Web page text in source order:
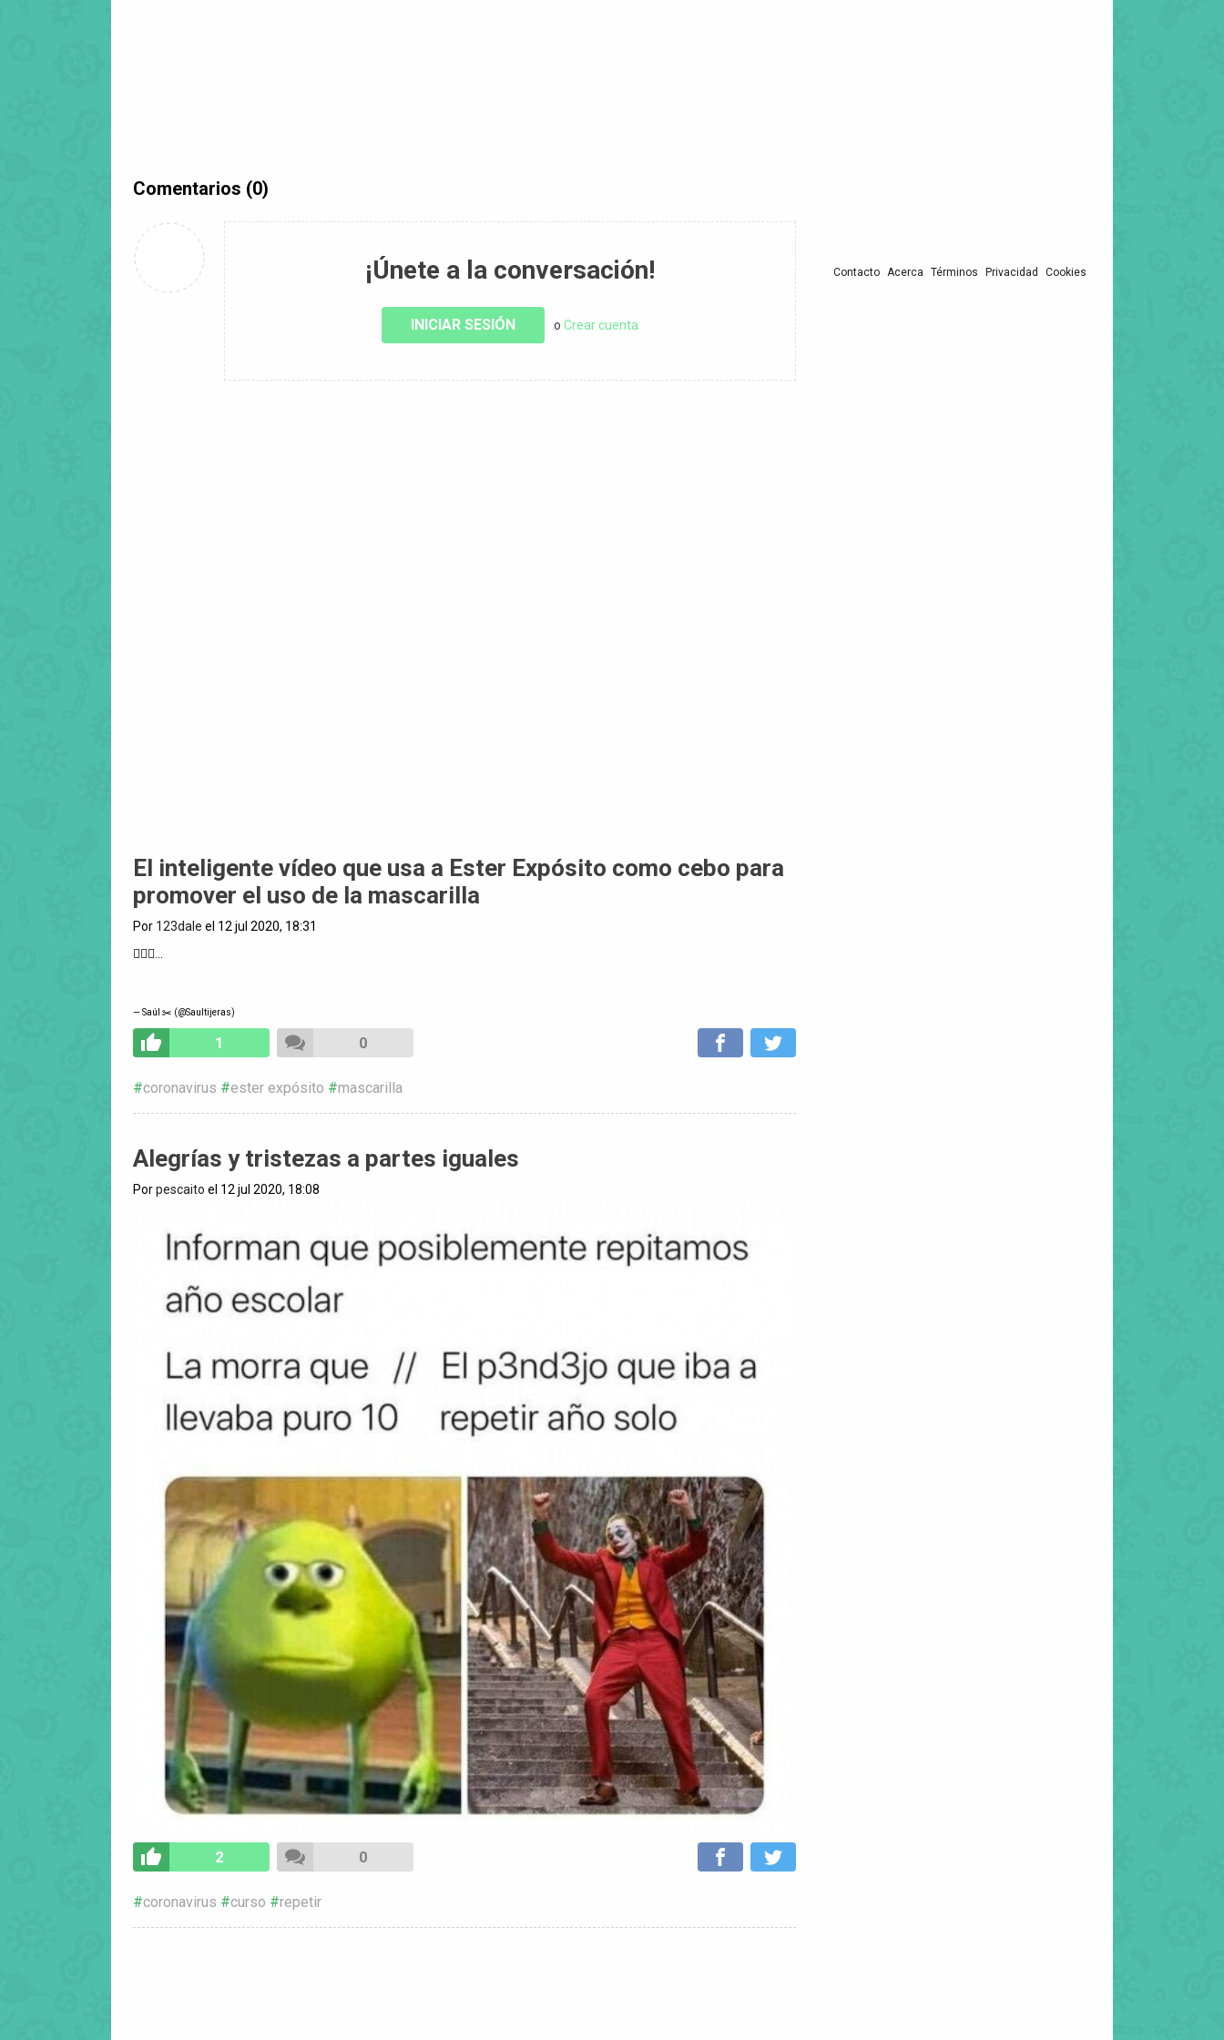
Comentarios (0)
¡Únete a la conversación!
INICIAR SESIÓN o Crear cuenta
El inteligente vídeo que usa a Ester Expósito como cebo para
promover el uso de la mascarilla
Por 123dale el 12 jul 2020, 18:31
🤷🏼‍♂️...
— Saúl ✂️ (@Saultijeras)
1 0
coronavirus ester expósito mascarilla
Alegrías y tristezas a partes iguales
Porpescaito el 12 jul 2020, 18:08
2 0
coronavirus curso repetir
Contacto Acerca Términos Privacidad Cookies